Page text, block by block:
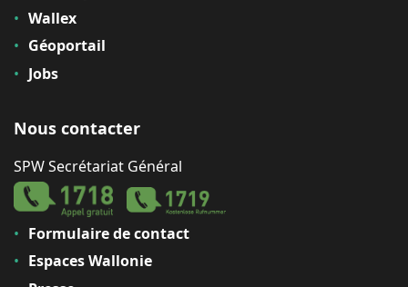
Wallex
Géoportail
Jobs
Nous contacter
SPW Secrétariat Général
Formulaire de contact
Espaces Wallonie